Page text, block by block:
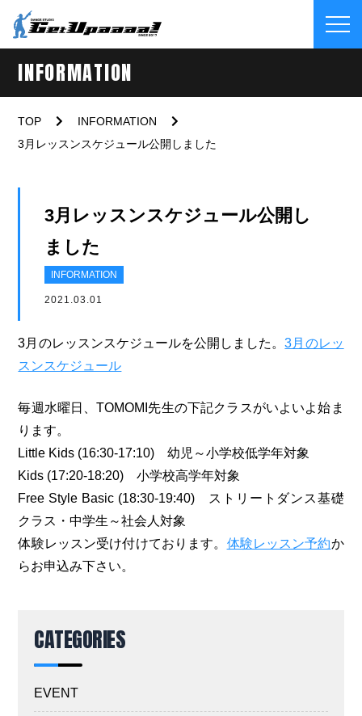
INFORMATION
TOP
INFORMATION
3月レッスンスケジュール公開しました
3月レッスンスケジュール公開し
ました
INFORMATION
2021.03.01
3月のレッスンスケジュールを公開しました。3月のレッ
スンスケジュール
毎週水曜日、TOMOMI先生の下記クラスがいよいよ始ま
ります。
Little Kids (16:30-17:10) 幼児～小学校低学年対象
Kids (17:20-18:20) 小学校高学年対象
Free Style Basic (18:30-19:40) ストリートダンス基礎
クラス・中学生～社会人対象
体験レッスン受け付けております。 体験レッスン予約か
らお申込み下さい。
CATEGORIES
EVENT